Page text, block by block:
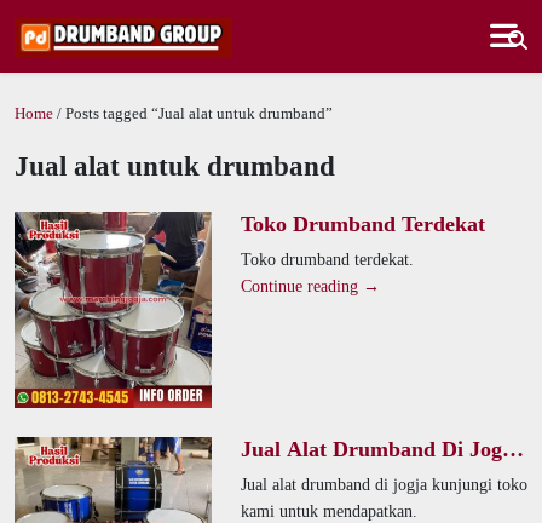
Home / Posts tagged “Jual alat untuk drumband”
Jual alat untuk drumband
Toko Drumband Terdekat
Toko drumband terdekat.
Continue reading →
Jual Alat Drumband Di Jogja
Kunjungi Toko Kami Untuk
Mendapatkan
Jual alat drumband di jogja kunjungi toko
kami untuk mendapatkan.